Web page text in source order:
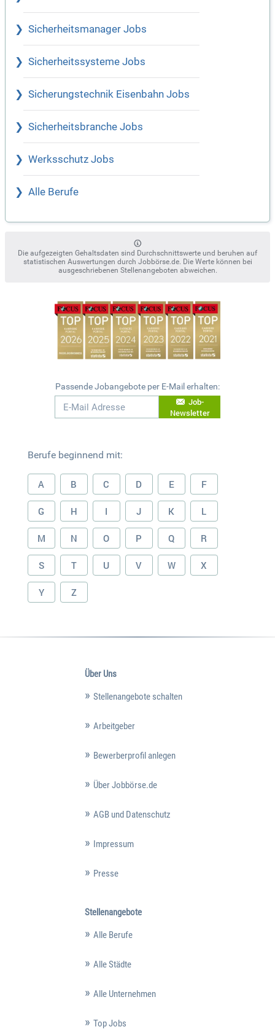
Sicherheitsmanager Jobs
Sicherheitssysteme Jobs
Sicherungstechnik Eisenbahn Jobs
Sicherheitsbranche Jobs
Werksschutz Jobs
Alle Berufe
Die aufgezeigten Gehaltsdaten sind Durchschnittswerte und beruhen auf
statistischen Auswertungen durch Jobbörse.de. Die Werte können bei
ausgeschriebenen Stellenangeboten abweichen.
Passende Jobangebote per E-Mail erhalten:
Job-
Newsletter
Berufe beginnend mit:
A B C D E F
G H I J K L
M N O P Q R
S T U V W X
Y Z
Über Uns
Stellenangebote schalten
Arbeitgeber
Bewerberprofil anlegen
Über Jobbörse.de
AGB und Datenschutz
Impressum
Presse
Stellenangebote
Alle Berufe
Alle Städte
Alle Unternehmen
Top Jobs